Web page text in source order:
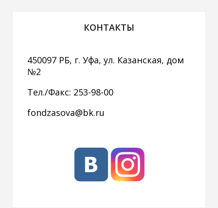
КОНТАКТЫ
450097 РБ, г. Уфа, ул. Казанская, дом
№2
Тел./Факс: 253-98-00
fondzasova@bk.ru